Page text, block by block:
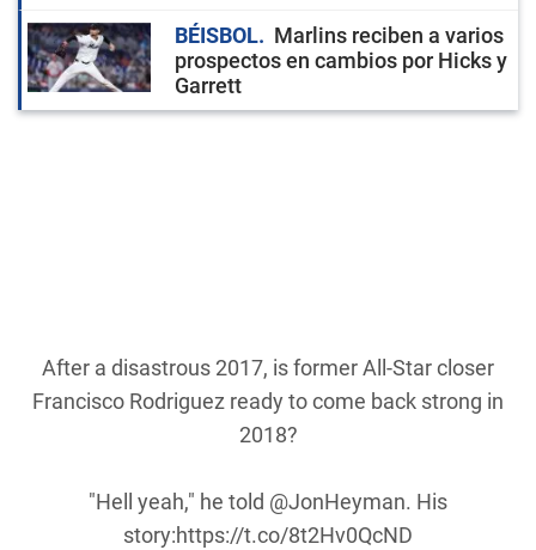
BÉISBOL
Marlins reciben a varios
prospectos en cambios por Hicks y
Garrett
After a disastrous 2017, is former All-Star closer
Francisco Rodriguez ready to come back strong in
2018?
"Hell yeah," he told @JonHeyman. His
story:https://t.co/8t2Hv0QcND